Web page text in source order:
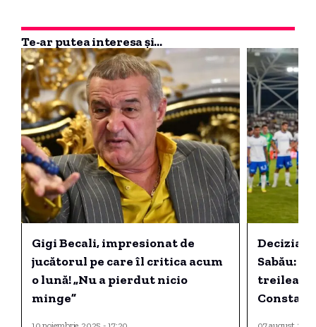
Te-ar putea interesa și...
Gigi Becali, impresionat de
jucătorul pe care îl critica acum
o lună! „Nu a pierdut nicio
minge”
Decizia
Sabău:
treilea